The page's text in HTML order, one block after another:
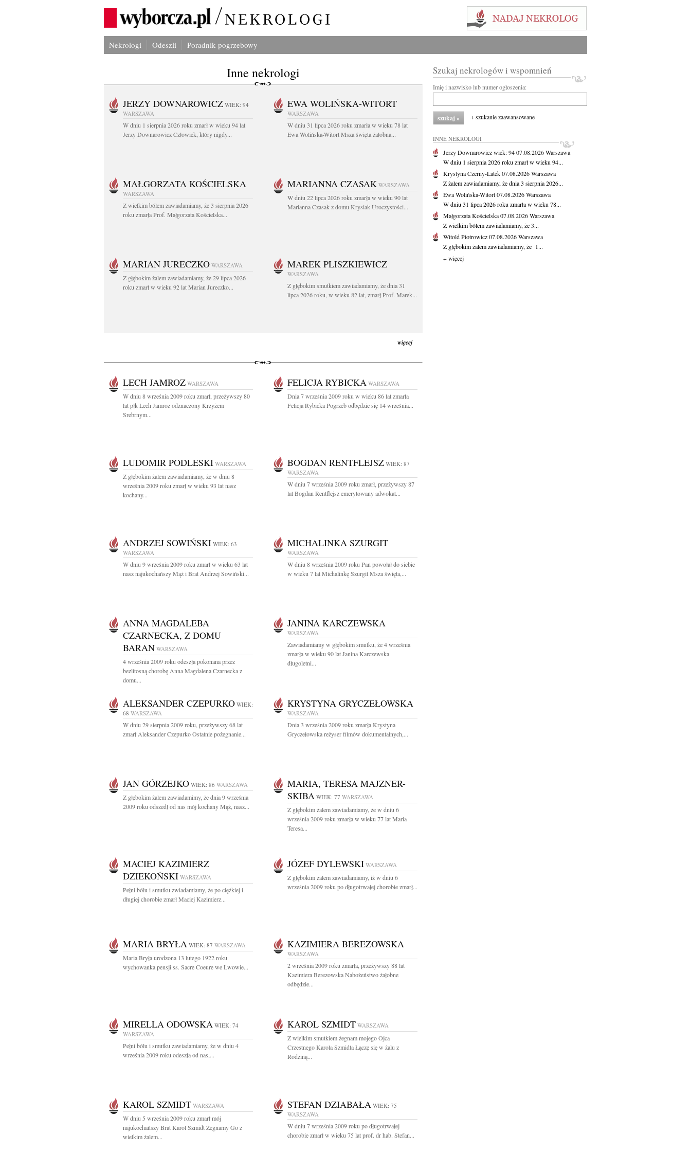
Nekrologi Odeszli Poradnik pogrzebowy
Inne nekrologi
JERZY DOWNAROWICZ WIEK: 94
WARSZAWA
W dniu 1 sierpnia 2026 roku zmarł w wieku 94 lat
Jerzy Downarowicz Człowiek, który nigdy...
EWA WOLIŃSKA-WITORT
WARSZAWA
W dniu 31 lipca 2026 roku zmarła w wieku 78 lat
Ewa Wolińska-Witort Msza święta żałobna...
MAŁGORZATA KOŚCIELSKA
WARSZAWA
Z wielkim bólem zawiadamiamy, że 3 sierpnia 2026
roku zmarła Prof. Małgorzata Kościelska...
MARIANNA CZASAK WARSZAWA
W dniu 22 lipca 2026 roku zmarła w wieku 90 lat
Marianna Czasak z domu Krysiak Uroczystości...
MARIAN JURECZKO WARSZAWA
Z głębokim żalem zawiadamiamy, że 29 lipca 2026
roku zmarł w wieku 92 lat Marian Jureczko...
MAREK PLISZKIEWICZ
WARSZAWA
Z głębokim smutkiem zawiadamiamy, że dnia 31
lipca 2026 roku, w wieku 82 lat, zmarł Prof. Marek...
więcej
LECH JAMROZ WARSZAWA
W dniu 8 września 2009 roku zmarł, przeżywszy 80
lat płk Lech Jamroz odznaczony Krzyżem
Srebrnym...
FELICJA RYBICKA WARSZAWA
Dnia 7 września 2009 roku w wieku 86 lat zmarła
Felicja Rybicka Pogrzeb odbędzie się 14 września...
LUDOMIR PODLESKI WARSZAWA
Z głębokim żalem zawiadamiamy, że w dniu 8
września 2009 roku zmarł w wieku 93 lat nasz
kochany...
BOGDAN RENTFLEJSZ WIEK: 87
WARSZAWA
W dniu 7 września 2009 roku zmarł, przeżywszy 87
lat Bogdan Rentflejsz emerytowany adwokat...
ANDRZEJ SOWIŃSKI WIEK: 63
WARSZAWA
W dniu 9 września 2009 roku zmarł w wieku 63 lat
nasz najukochańszy Mąż i Brat Andrzej Sowiński...
MICHALINKA SZURGIT
WARSZAWA
W dniu 8 września 2009 roku Pan powołał do siebie
w wieku 7 lat Michalinkę Szurgit Msza święta,...
ANNA MAGDALEBA
CZARNECKA, Z DOMU
BARAN WARSZAWA
4 września 2009 roku odeszła pokonana przez
bezlitosną chorobę Anna Magdalena Czarnecka z
domu...
JANINA KARCZEWSKA
WARSZAWA
Zawiadamiamy w głębokim smutku, że 4 września
zmarła w wieku 90 lat Janina Karczewska
długoletni...
ALEKSANDER CZEPURKO WIEK:
68 WARSZAWA
W dniu 29 sierpnia 2009 roku, przeżywszy 68 lat
zmarł Aleksander Czepurko Ostatnie pożegnanie...
KRYSTYNA GRYCZEŁOWSKA
WARSZAWA
Dnia 3 września 2009 roku zmarła Krystyna
Gryczełowska reżyser filmów dokumentalnych,...
JAN GÓRZEJKO WIEK: 86 WARSZAWA
Z głębokim żalem zawiadamimy, że dnia 9 września
2009 roku odszedł od nas mój kochany Mąż, nasz...
MARIA, TERESA MAJZNER-
SKIBA WIEK: 77 WARSZAWA
Z głębokim żalem zawiadamiamy, że w dniu 6
września 2009 roku zmarła w wieku 77 lat Maria
Teresa...
MACIEJ KAZIMIERZ
DZIEKOŃSKI WARSZAWA
Pełni bólu i smutku zwiadamiamy, że po ciężkiej i
długiej chorobie zmarł Maciej Kazimierz...
JÓZEF DYLEWSKI WARSZAWA
Z głębokim żalem zawiadamiamy, iż w dniu 6
września 2009 roku po długotrwałej chorobie zmarł...
MARIA BRYŁA WIEK: 87 WARSZAWA
Maria Bryła urodzona 13 lutego 1922 roku
wychowanka pensji ss. Sacre Coeure we Lwowie...
KAZIMIERA BEREZOWSKA
WARSZAWA
2 września 2009 roku zmarła, przeżywszy 88 lat
Kazimiera Berezowska Nabożeństwo żałobne
odbędzie...
MIRELLA ODOWSKA WIEK: 74
WARSZAWA
Pełni bólu i smutku zawiadamiamy, że w dniu 4
września 2009 roku odeszła od nas,...
KAROL SZMIDT WARSZAWA
Z wielkim smutkiem żegnam mojego Ojca
Crzestnego Karola Szmidta Łączę się w żalu z
Rodziną...
KAROL SZMIDT WARSZAWA
W dniu 5 września 2009 roku zmarł mój
najukochańszy Brat Karol Szmidt Żegnamy Go z
wielkim żalem...
STEFAN DZIABAŁA WIEK: 75
WARSZAWA
W dniu 7 września 2009 roku po długotrwałej
chorobie zmarł w wieku 75 lat prof. dr hab. Stefan...
Szukaj nekrologów i wspomnień
Imię i nazwisko lub numer ogłoszenia:
+ szukanie zaawansowane
INNE NEKROLOGI
Jerzy Downarowiczwiek: 9407.08.2026Warszawa
W dniu 1 sierpnia 2026 roku zmarł w wieku 94...
Krystyna Czerny-Latek07.08.2026Warszawa
Z żalem zawiadamiamy, że dnia 3 sierpnia 2026...
Ewa Wolińska-Witort07.08.2026Warszawa
W dniu 31 lipca 2026 roku zmarła w wieku 78...
Małgorzata Kościelska07.08.2026Warszawa
Z wielkim bólem zawiadamiamy, że 3...
Witold Piotrowicz07.08.2026Warszawa
Z głębokim żalem zawiadamiamy, że 1...
+ więcej